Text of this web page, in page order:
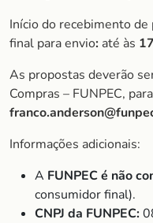
Início do recebimento de
final para envio: até às
As propostas deverão
Compras – FUNPEC,
Informações adicionais:
A FUNPEC é não
consumidor final).
CNPJ da FUNPEC: